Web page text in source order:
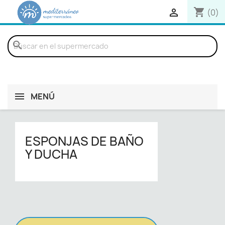
shopping_cart (0)

search
MENÚ
ESPONJAS DE BAÑO
Y DUCHA